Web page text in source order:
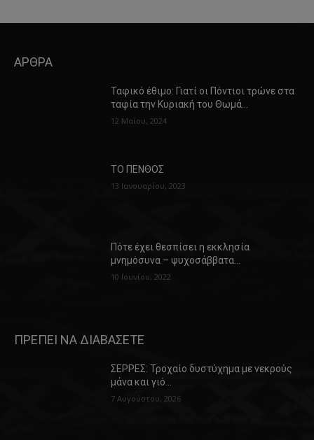
ΑΡΘΡΑ
Ταφικό έθιμο: Γιατί οι Πόντιοι τρώνε στα
ταφία την Κυριακή του Θωμά…
12 Μαΐου, 2024
ΤΟ ΠΕΝΘΟΣ
13 Ιανουαρίου, 2023
Πότε έχει θεσπίσει η εκκλησία
μνημόσυνα – ψυχοσάββατα…
10 Ιουνίου, 2022
ΠΡΕΠΕΙ ΝΑ ΔΙΑΒΑΣΕΤΕ
ΣΕΡΡΕΣ: Τροχαίο δυστύχημα με νεκρούς
μάνα και γιό…
7 Αυγούστου, 2026